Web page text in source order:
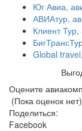
Юг Авиа,
АВИАтур,
Клиент
Global
Оцените
(Пока оценок нет)
Поделиться:
Facebook